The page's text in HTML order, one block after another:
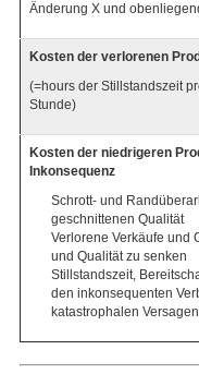
Änderung X und
Kosten der verlorenen
(=hours der Stillstandszeit
Stunde)
Kosten der niedrigeren
Inkonsequenz
Schrott- und
geschnittenen Qualität
Verlorene Verkäufe und
und Qualität zu senken
Stillstandszeit,
den inkonsequenten
katastrophalen Versagen